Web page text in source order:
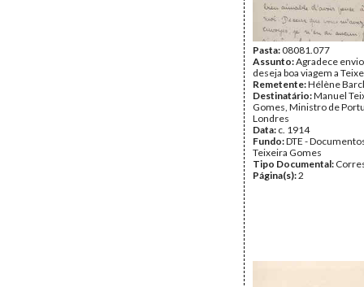
Pasta:08081.077
Assunto:Agradece
deseja boa viagem a
Remetente:Hélène
Destinatário:Manuel
Gomes, Ministro de
Londres
Data: c. 1914
Fundo:DTE -
Teixeira Gomes
Tipo Documental:
Página(s):2